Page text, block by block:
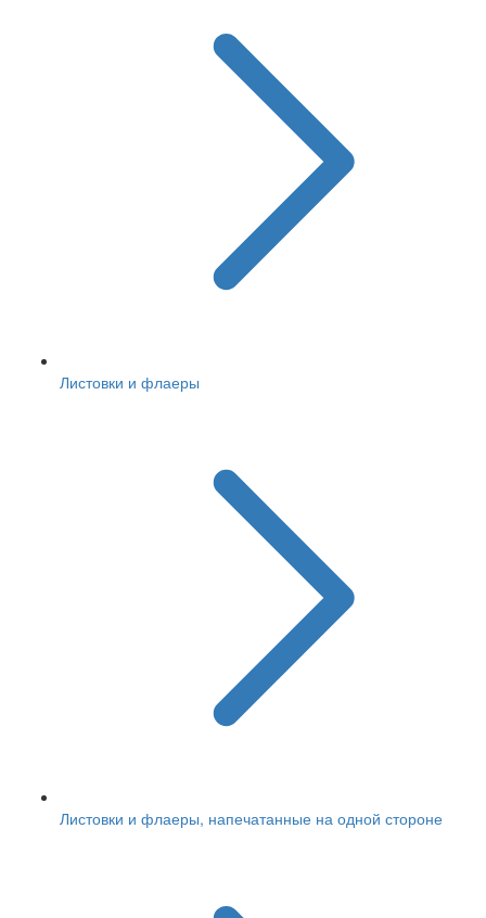
Листовки и флаеры
Листовки и флаеры, напечатанные на одной стороне